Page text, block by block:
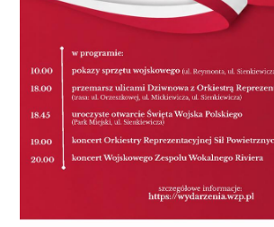
którą Zarząd Obiektów Sportowych
wydał w imieniu Właścicieli Hali
Spółka PerMedia S.A. ani
Koszalin nawet nie próbowały
zgód i nie poinformowały Zarządu
Sportowych Sp. z o.o. ani Właścicieli
zamiarach względem organizowanej
dodaje szefowa ZOS. Wyjaśnienia
finansowania koncertu. -